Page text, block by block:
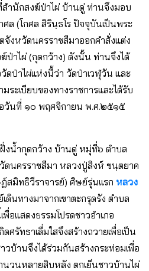
ำนักสงฆ์ป่าไผ่ บ้านดู่ ท่านจึงมอบ
ล (โกศล สิรินฺธโร ปัจจุบันเป็นพระ
งหวัดนครราชสีมาออกคำสั่งแต่ง
าไผ่ (กุดกว้าง) ดังนั้น ท่านจึงได้
ดป่าไผ่แห่งนี้ว่า วัดป่าเวฬุวัน และ
ระเบียบของทางราชการและได้รับ
วันที่ ๑๐ พฤศจิกายน พ.ศ.๒๕๑๕
ฝั่งน้ำกุดกว้าง บ้านดู่ หมุ่ที่๖ ตำบล
ดนครราชสีมา หลวงปู่สิงห์ ขนฺตยาค
มิทธิวีราจารย์) ศิษย์รุ่นแรก หลวง
นทางมาจากเขาตะกรุดรัง ตำบล
อแสดงธรรมโปรดชาวอำเภอ
ศรัทธาเลื่มใสจึงสร้างถวายเพื่อเป็น
บ้านจึงได้ร่วมกันสร้างกระท่อมเพื่อ
วนหลายสิบหลัง ตกเย็นชาวบ้านไผ่